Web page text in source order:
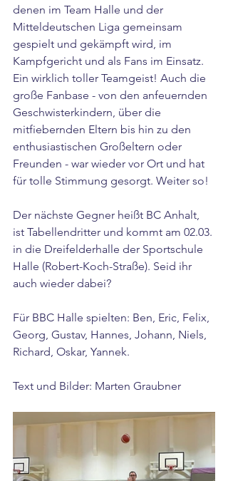
denen im Team Halle und der
Mitteldeutschen Liga gemeinsam
gespielt und gekämpft wird, im
Kampfgericht und als Fans im Einsatz.
Ein wirklich toller Teamgeist! Auch die
große Fanbase - von den anfeuernden
Geschwisterkindern, über die
mitfiebernden Eltern bis hin zu den
enthusiastischen Großeltern oder
Freunden - war wieder vor Ort und hat
für tolle Stimmung gesorgt. Weiter so!
Der nächste Gegner heißt BC Anhalt,
ist Tabellendritter und kommt am 02.03.
in die Dreifelderhalle der Sportschule
Halle (Robert-Koch-Straße). Seid ihr
auch wieder dabei?
Für BBC Halle spielten: Ben, Eric, Felix,
Georg, Gustav, Hannes, Johann, Niels,
Richard, Oskar, Yannek.
Text und Bilder: Marten Graubner